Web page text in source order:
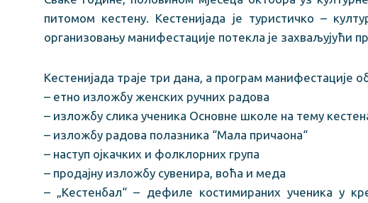
питомом кестену. Кестенијада је туристичко –
организовању манифестације потекла је захваљујући
Кестенијада траје три дана, а програм манифестације
– етно изложбу женских ручних радова
– изложбу слика ученика Основне школе на тему
– изложбу радова полазника “Мала причаона“
– наступ ојкачких и фолклорних група
– продајну изложбу сувенира, воћа и меда
– „Кестенбал“ – дефиле костимираних ученика у